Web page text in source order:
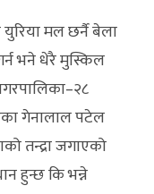
मल छर्नै बेला
भने धेरै मुस्किल
गेनालाल पटेल
तन्द्रा जगाएको
हुन्छ कि भन्ने